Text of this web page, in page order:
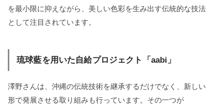
を最小限に抑えながら、美しい色彩を生み出す伝統的な技法
として注目されています。
琉球藍を用いた自給プロジェクト「aabi」
澤野さんは、沖縄の伝統技術を継承するだけでなく、新しい
形で発展させる取り組みも行っています。その一つが